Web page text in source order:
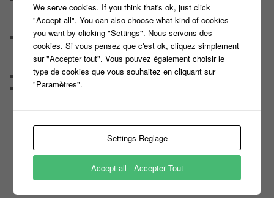
Les caméras d’un jeu plateau
Un plateau de jeu télévisé coûte cher, mais pourquoi ?
Les interviews de Lora
Quand Lora rencontre Aline elles parlent de quoi ?
Quand Lora papote avec Franck, ils parlent de quoi ?
NewsLetter
Nos Sondages
Sondage Koh Lanta Cambodge 2017
Sondage Koh Lanta
Sondages « Bienvenue au Camping »
Sondage Koh Lanta 2016 (2) Thailand
Sondage Koh Lanta 2016
We serve cookies. If you think that's ok, just click
"Accept all". You can also choose what kind of cookies
you want by clicking "Settings". Nous servons des
cookies. Si vous pensez que c'est ok, cliquez simplement
sur "Accepter tout". Vous pouvez également choisir le
type de cookies que vous souhaitez en cliquant sur
"Paramètres".
Settings Reglage
Accept all - Accepter Tout